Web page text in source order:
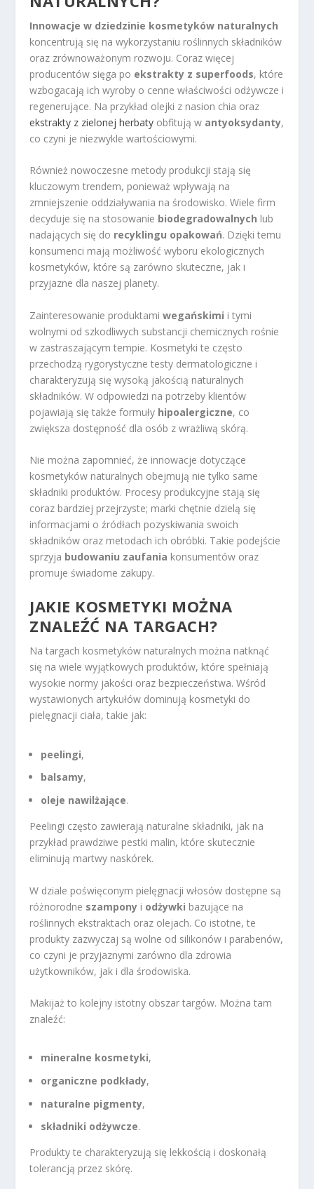
Innowacje w dziedzinie kosmetyków naturalnych
koncentrują się na wykorzystaniu roślinnych składników
oraz zrównoważonym rozwoju. Coraz więcej
producentów sięga po ekstrakty z superfoods, które
wzbogacają ich wyroby o cenne właściwości odżywcze i
regenerujące. Na przykład olejki z nasion chia oraz
ekstrakty z zielonej herbaty obfitują w antyoksydanty,
co czyni je niezwykle wartościowymi.
Również nowoczesne metody produkcji stają się
kluczowym trendem, ponieważ wpływają na
zmniejszenie oddziaływania na środowisko. Wiele firm
decyduje się na stosowanie biodegradowalnych lub
nadających się do recyklingu opakowań. Dzięki temu
konsumenci mają możliwość wyboru ekologicznych
kosmetyków, które są zarówno skuteczne, jak i
przyjazne dla naszej planety.
Zainteresowanie produktamiwegańskimi i tymi
wolnymi od szkodliwych substancji chemicznych rośnie
w zastraszającym tempie. Kosmetyki te często
przechodzą rygorystyczne testy dermatologiczne i
charakteryzują się wysoką jakością naturalnych
składników. W odpowiedzi na potrzeby klientów
pojawiają się także formuły hipoalergiczne, co
zwiększa dostępność dla osób z wrażliwą skórą.
Nie można zapomnieć, że innowacje dotyczące
kosmetyków naturalnych obejmują nie tylko same
składniki produktów. Procesy produkcyjne stają się
coraz bardziej przejrzyste; marki chętnie dzielą się
informacjami o źródłach pozyskiwania swoich
składników oraz metodach ich obróbki. Takie podejście
sprzyja budowaniu zaufania konsumentów oraz
promuje świadome zakupy.
JAKIE KOSMETYKI MOŻNA
ZNALEŹĆ NA TARGACH?
Na targach kosmetyków naturalnych można natknąć
się na wiele wyjątkowych produktów, które spełniają
wysokie normy jakości oraz bezpieczeństwa. Wśród
wystawionych artykułów dominują kosmetyki do
pielęgnacji ciała, takie jak:
peelingi,
balsamy,
oleje nawilżające.
Peelingi często zawierają naturalne składniki, jak na
przykład prawdziwe pestki malin, które skutecznie
eliminują martwy naskórek.
W dziale poświęconym pielęgnacji włosów dostępne są
różnorodne szampony i odżywki bazujące na
roślinnych ekstraktach oraz olejach. Co istotne, te
produkty zazwyczaj są wolne od silikonów i parabenów,
co czyni je przyjaznymi zarówno dla zdrowia
użytkowników, jak i dla środowiska.
Makijaż to kolejny istotny obszar targów. Można tam
znaleźć:
mineralne kosmetyki,
organiczne podkłady,
naturalne pigmenty,
składniki odżywcze.
Produkty te charakteryzują się lekkością i doskonałą
tolerancją przez skórę.